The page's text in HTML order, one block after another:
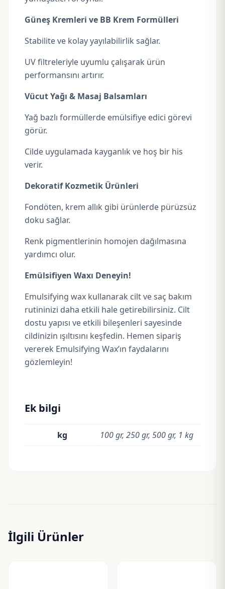
Güneş Kremleri ve BB Krem Formülleri
Stabilite ve kolay yayılabilirlik sağlar.
UV filtreleriyle uyumlu çalışarak ürün
performansını artırır.
Vücut Yağı & Masaj Balsamları
Yağ bazlı formüllerde emülsifiye edici görevi
görür.
Cilde uygulamada kayganlık ve hoş bir his
verir.
Dekoratif Kozmetik Ürünleri
Fondöten, krem allık gibi ürünlerde pürüzsüz
doku sağlar.
Renk pigmentlerinin homojen dağılmasına
yardımcı olur.
Emülsifiyen Waxı Deneyin!
Emulsifying wax kullanarak cilt ve saç bakım
rutininizi daha etkili hale getirebilirsiniz. Cilt
dostu yapısı ve etkili bileşenleri sayesinde
cildinizin ışıltısını keşfedin. Hemen sipariş
vererek Emulsifying Wax’ın faydalarını
gözlemleyin!
Ek bilgi
kg 100 gr, 250 gr, 500 gr, 1 kg
İlgili Ürünler